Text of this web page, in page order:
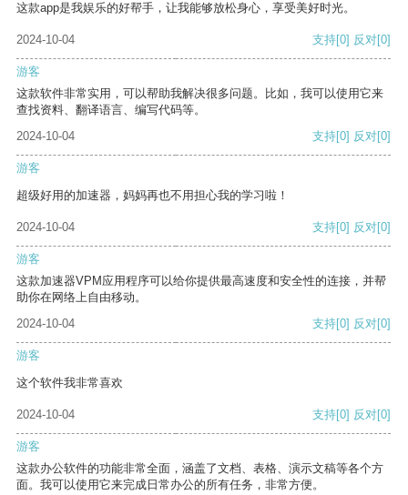
这款app是我娱乐的好帮手，让我能够放松身心，享受美好时光。
2024-10-04 支持[0] 反对[0]
游客
这款软件非常实用，可以帮助我解决很多问题。比如，我可以使用它来
查找资料、翻译语言、编写代码等。
2024-10-04
支持[0] 反对[0]
游客
超级好用的加速器，妈妈再也不用担心我的学习啦！
2024-10-04 支持[0] 反对[0]
游客
这款加速器VPM应用程序可以给你提供最高速度和安全性的连接，并帮
助你在网络上自由移动。
2024-10-04
支持[0] 反对[0]
游客
这个软件我非常喜欢
2024-10-04 支持[0] 反对[0]
游客
这款办公软件的功能非常全面，涵盖了文档、表格、演示文稿等各个方
面。我可以使用它来完成日常办公的所有任务，非常方便。